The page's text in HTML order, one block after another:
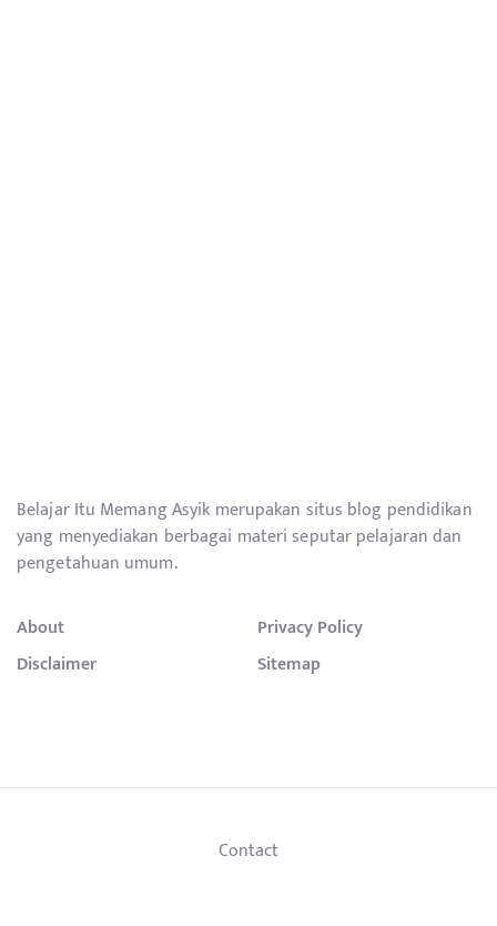
Belajar Itu Memang Asyik merupakan situs blog pendidikan
yang menyediakan berbagai materi seputar pelajaran dan
pengetahuan umum.
About
Privacy Policy
Disclaimer
Sitemap
Contact